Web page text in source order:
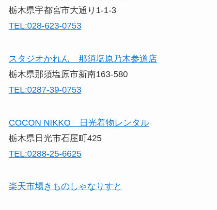
栃木県宇都宮市大通り1-1-3
TEL:028-623-0753
スタジオかれん 那須塩原乃木参道店
栃木県那須塩原市新南163-580
TEL:0287-39-0753
COCON NIKKO 日光着物レンタル
栃木県日光市石屋町425
TEL:0288-25-6625
楽天市場きものしゃなりすと